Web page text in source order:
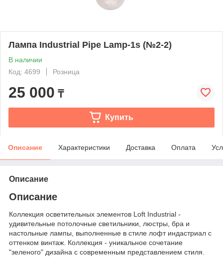
Лампа Industrial Pipe Lamp-1s (№2-2)
В наличии
Код: 4699
Розница
25 000 ₸
Купить
Описание Характеристики Доставка Оплата
Описание
Описание
Коллекция осветительных элементов Loft Industrial -
удивительные потолочные светильники, люстры, бра и
настольные лампы, выполненные в стиле лофт индастриал с
оттенком винтаж. Коллекция - уникальное сочетание
"зеленого" дизайна с современным представлением стиля.